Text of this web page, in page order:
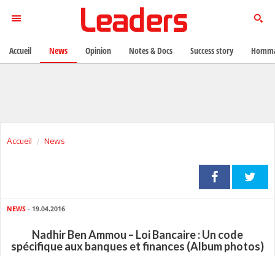
Accueil News
NEWS - 19.04.2016
Nadhir Ben Ammou – Loi Bancaire : Un code
spécifique aux banques et finances (Album photos)
Accueil News Opinion Notes & Docs Success story